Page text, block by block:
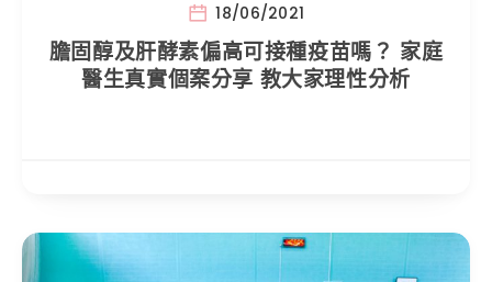
18/06/2021
膽固醇及肝酵素偏高可接種疫苗嗎？ 家庭
醫生真實個案分享 教大家理性分析